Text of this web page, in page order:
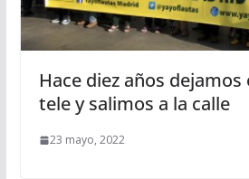
Hace diez años dejamos
tele y salimos a la calle
23 mayo, 2022